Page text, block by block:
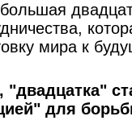
мира к
для